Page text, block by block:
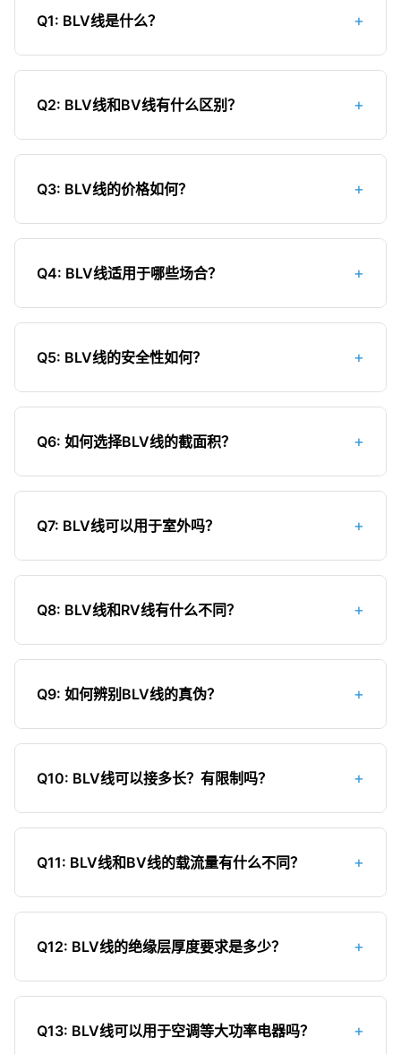
自行熄灭，阻止火焰蔓延。普通BLV线不具备这种特
性。如果必须使用BLV线，建议选择ZR-BLV线，提
Q1: BLV线是什么？ +
BLV线是铝芯聚氯乙烯绝缘电线的简称，属于布电线
体，V代表聚氯乙烯绝缘。BLV线主要用于交流额定
电压450/750V及以下的电气设备和照明装置的固定
Q2: BLV线和BV线有什么区别？ +
主要区别在于导体材质：BLV线使用铝作为导体，而
BV线的导电性能、抗氧化性和使用寿命都比BLV线
好。但BLV线价格更低，重量更轻，适用于远距离敷
Q3: BLV线的价格如何？ +
BLV线的价格比同规格的BV线低，约为BV线价格的
200-250元，而同样规格的BLV线价格约为100-150
元。价格优势是BLV线的主要竞争点之一，特别适合
Q4: BLV线适用于哪些场合？ +
BLV线主要适用于：1）一般住宅和办公楼的普通照
但对导电性能要求不高的场合；4）远距离架空线
路；5）临时用电线路。不建议用于大功率电器回
Q5: BLV线的安全性如何？ +
在正确使用的前提下，BLV线是安全的。但由于铝的
接头电阻增大，可能引发发热甚至火灾；2）机械强
度较低，易断裂；3）热膨胀系数大，在温度变化时
使用BLV线时需要更加注意安装质量和日常维护。
Q6: 如何选择BLV线的截面积？ +
选择BLV线截面积时需要考虑：1）负载电流大小；
一般来说，BLV线的截面积应比同负载的BV线大一
级。例如，BV线使用2.5mm²的场合，BLV线应选择
6mm²。
Q7: BLV线可以用于室外吗？ +
普通BLV线不建议用于室外，因为其绝缘层不耐紫外
中更易氧化腐蚀。室外布线应选择专门的户外电
缆，如VV、YJV等具有更厚绝缘层和保护层的电
Q8: BLV线和RV线有什么不同？ +
主要区别：1）导体材质不同，BLV是铝芯，RV是铜
线；3）用途不同，BLV主要用于固定敷设，RV主要
用于电器内部连接或需要频繁弯曲的场合。RV线的
Q9: 如何辨别BLV线的真伪？ +
辨别方法：1.看标识，正规产品应有完整的厂名、型
铝导体重量符合国家标准；3.看铝色，优质铝应为银
白色，有光泽；4.试韧性，绝缘层应柔韧不易断裂；
Q10: BLV线可以接多长？有限制吗？ +
BLV线的长度限制比BV线更严格，主要受电压降和
2.5mm²铝线长度不宜超过60米，4mm²不宜超过
90米，6mm²不宜超过120米。超过这个长度会导致
离，应增大电线截面或考虑使用铜芯电线。
Q11: BLV线和BV线的载流量有什么不同？ +
BLV线的载流量比同规格的BV线小，约为BV线的
2.5mm²的BV线载流量约为25A，而2.5mm²的BLV
线载流量约为18A。因此，在相同负载情况下，BLV
Q12: BLV线的绝缘层厚度要求是多少？ +
根据国家标准，BLV线的绝缘层厚度与导体截面积有
0.8mm，4mm²为0.8mm，6mm²为1.0mm，
Q13: BLV线可以用于空调等大功率电器吗？ +